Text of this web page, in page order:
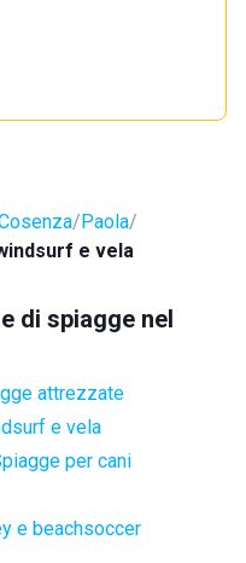
Paola
e vela
di spiagge nel
attrezzate
e vela
per cani
e beachsoccer